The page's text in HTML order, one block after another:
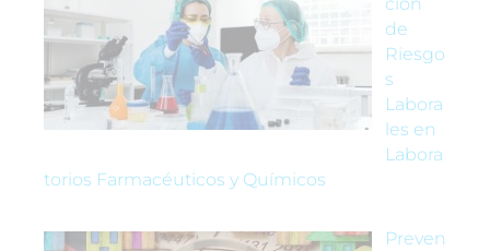
ción
de
Riesgo
s
Labora
les en
Labora
torios Farmacéuticos y Químicos
Preven